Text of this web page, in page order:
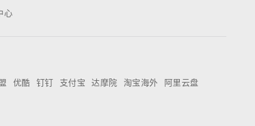
心
优酷 钉钉 支付宝 达摩院 淘宝海外 阿里云盘